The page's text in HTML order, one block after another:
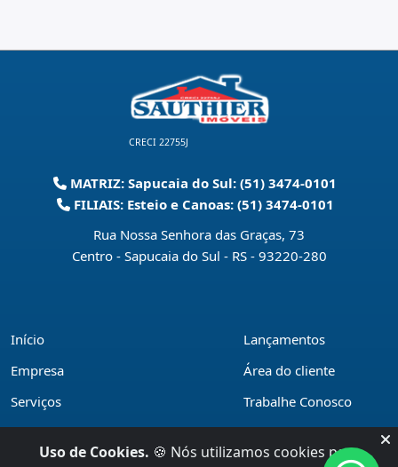
CRECI 22755J
MATRIZ: Sapucaia do Sul: (51) 3474-0101
FILIAIS: Esteio e Canoas: (51) 3474-0101
Rua Nossa Senhora das Graças, 73
Centro - Sapucaia do Sul - RS - 93220-280
Início
Empresa
Serviços
Financiamentos
Lançamentos
Área do cliente
Trabalhe Conosco
Políticas de privacidade
Uso de Cookies. 🍪 Nós utilizamos cookies para